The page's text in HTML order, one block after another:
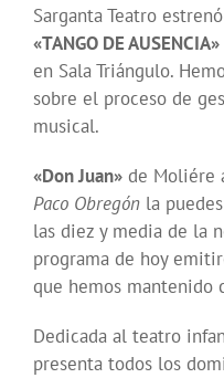
Sarganta Teatro
«TANGO DE AUSENCIA»
en Sala Triángulo.
sobre el proceso de
musical.
«Don Juan» de Moliére
Paco Obregón la
las diez y media de la
programa de hoy
que hemos mantenido
Dedicada al teatro
presenta todos los